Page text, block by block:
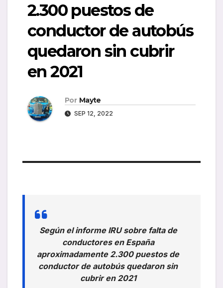
2.300 puestos de
conductor de autobús
quedaron sin cubrir
en 2021
Por Mayte
SEP 12, 2022
Según el informe IRU sobre falta de
conductores en España
aproximadamente 2.300 puestos de
conductor de autobús quedaron sin
cubrir en 2021